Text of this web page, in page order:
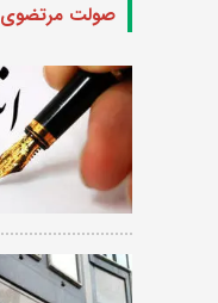
صولت مرتضوی